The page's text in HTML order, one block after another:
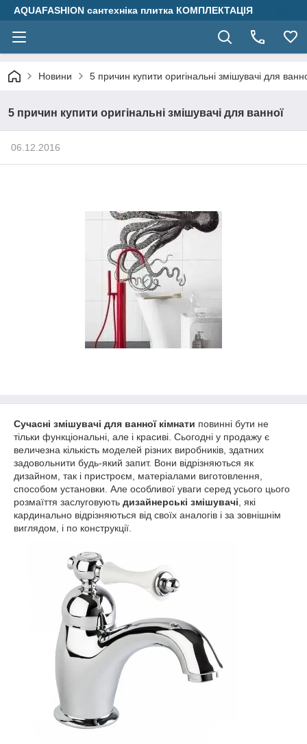
AQUAFASHION сантехніка плитка КОМПЛЕКТАЦІЯ
Новини 5 причин купити оригінальні змішувачі для
5 причин купити оригінальні змішувачі для ванної
06.12.2016
Сучасні змішувачі для ванної кімнати повинні бути не
тільки функціональні, але і красиві. Сьогодні у продажу є
величезна кількість моделей різних виробників, здатних
задовольнити будь-який запит. Вони відрізняються як
дизайном, так і пристроєм, матеріалами виготовлення,
способом установки. Але особливої уваги серед усього цього
розмаїття заслуговують дизайнерські змішувачі , які
кардинально відрізняються від своїх аналогів і за зовнішнім
виглядом, і по конструкції.